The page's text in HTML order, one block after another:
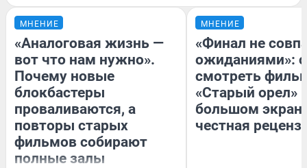
МНЕНИЕ
«Аналоговая жизнь —
вот что нам нужно».
Почему новые
блокбастеры
проваливаются, а
повторы старых
фильмов собирают
полные залы
МНЕНИЕ
«Финал не
ожиданиями»:
смотреть
«Старый орел»
большом
честная